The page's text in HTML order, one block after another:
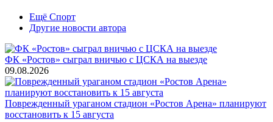
Ещё Спорт
Другие новости автора
ФК «Ростов» сыграл вничью с ЦСКА на выезде
09.08.2026
Поврежденный ураганом стадион «Ростов Арена» планируют
восстановить к 15 августа